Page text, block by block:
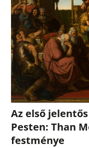
Az első
Pesten: Than
festménye